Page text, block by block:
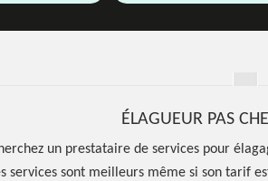
ÉLAGUEUR PAS
un prestataire de services pour
services sont meilleurs même si son tarif